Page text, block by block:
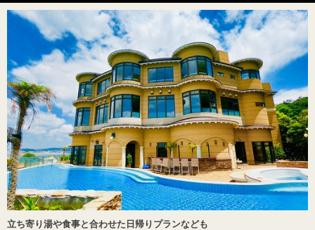
立ち寄り湯や食事と合わせた日帰りプランなども